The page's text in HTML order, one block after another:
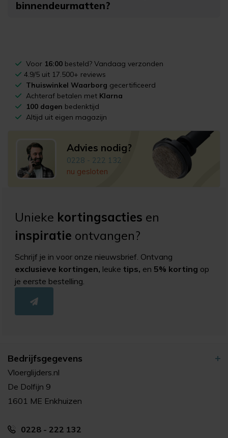
binnendeurmatten?
Voor 16:00 besteld? Vandaag verzonden
4.9/5 uit 17.500+ reviews
Thuiswinkel Waarborg gecertificeerd
Achteraf betalen met Klarna
100 dagen bedenktijd
Altijd uit eigen magazijn
Advies nodig?
0228 - 222 132
nu gesloten
Unieke kortingsacties en
inspiratie ontvangen?
Schrijf je in voor onze nieuwsbrief. Ontvang
exclusieve kortingen, leuketips, en 5% korting op
je eerste bestelling.
Bedrijfsgegevens
Vloerglijders.nl
De Dolfijn 9
1601 ME Enkhuizen
0228 - 222 132